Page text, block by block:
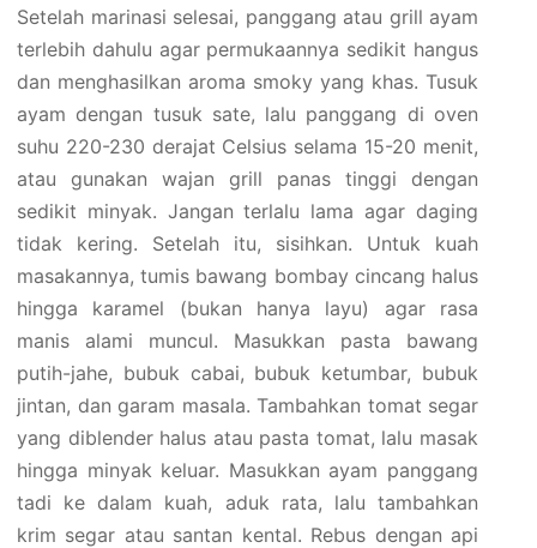
Setelah marinasi selesai, panggang atau grill ayam
terlebih dahulu agar permukaannya sedikit hangus
dan menghasilkan aroma smoky yang khas. Tusuk
ayam dengan tusuk sate, lalu panggang di oven
suhu 220-230 derajat Celsius selama 15-20 menit,
atau gunakan wajan grill panas tinggi dengan
sedikit minyak. Jangan terlalu lama agar daging
tidak kering. Setelah itu, sisihkan. Untuk kuah
masakannya, tumis bawang bombay cincang halus
hingga karamel (bukan hanya layu) agar rasa
manis alami muncul. Masukkan pasta bawang
putih-jahe, bubuk cabai, bubuk ketumbar, bubuk
jintan, dan garam masala. Tambahkan tomat segar
yang diblender halus atau pasta tomat, lalu masak
hingga minyak keluar. Masukkan ayam panggang
tadi ke dalam kuah, aduk rata, lalu tambahkan
krim segar atau santan kental. Rebus dengan api